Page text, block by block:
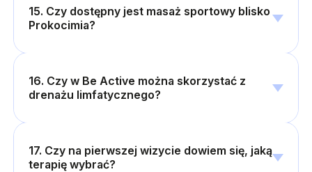
15. Czy dostępny jest masaż sportowy blisko
Prokocimia?
16. Czy w Be Active można skorzystać z
drenażu limfatycznego?
17. Czy na pierwszej wizycie dowiem się, jaką
terapię wybrać?